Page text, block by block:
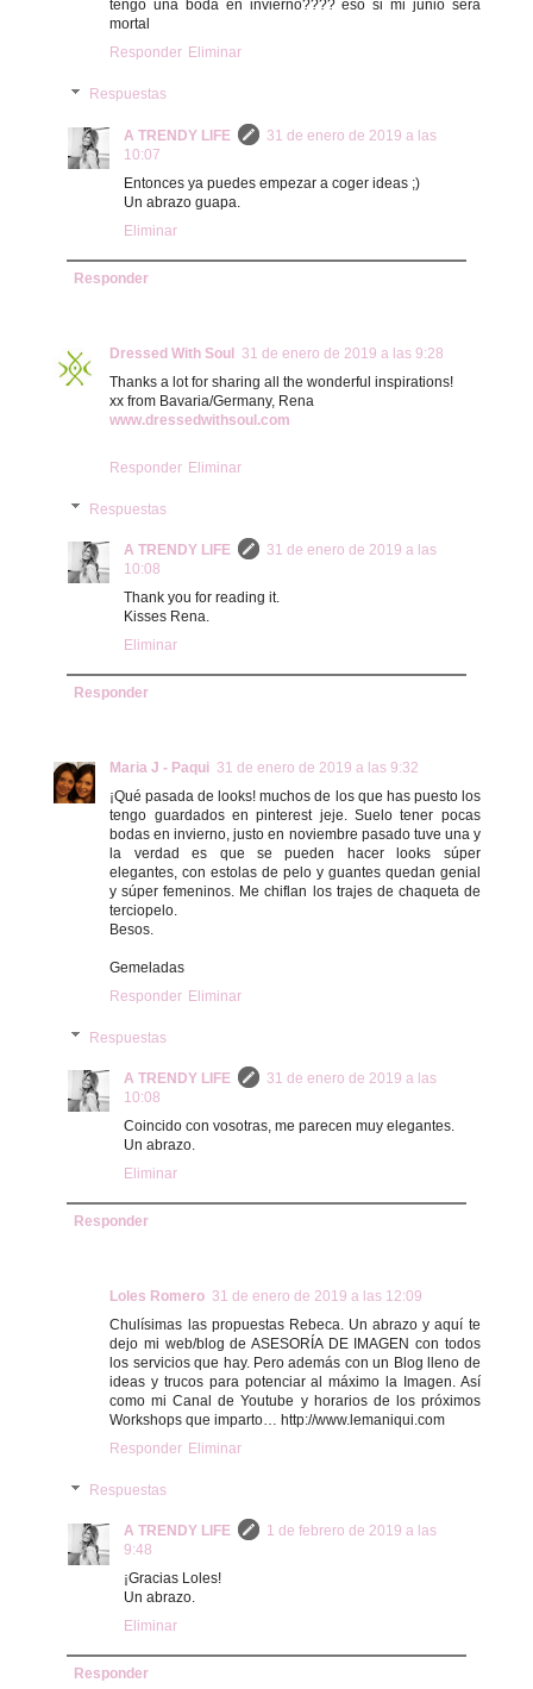
tengo una boda en invierno???? eso si mi junio sera
mortal
Responder Eliminar
Respuestas
A TRENDY LIFE
31 de enero de 2019 a las
10:07
Entonces ya puedes empezar a coger ideas ;)
Un abrazo guapa.
Eliminar
Responder
Dressed With Soul 31 de enero de 2019 a las 9:28
Thanks a lot for sharing all the wonderful inspirations!
xx from Bavaria/Germany, Rena
www.dressedwithsoul.com
Responder Eliminar
Respuestas
A TRENDY LIFE
31 de enero de 2019 a las
10:08
Thank you for reading it.
Kisses Rena.
Eliminar
Responder
Maria J - Paqui 31 de enero de 2019 a las 9:32
¡Qué pasada de looks! muchos de los que has puesto los
tengo guardados en pinterest jeje. Suelo tener pocas
bodas en invierno, justo en noviembre pasado tuve una y
la verdad es que se pueden hacer looks súper
elegantes, con estolas de pelo y guantes quedan genial
y súper femeninos. Me chiflan los trajes de chaqueta de
terciopelo.
Besos.
Gemeladas
Responder Eliminar
Respuestas
A TRENDY LIFE
31 de enero de 2019 a las
10:08
Coincido con vosotras, me parecen muy elegantes.
Un abrazo.
Eliminar
Responder
Loles Romero 31 de enero de 2019 a las 12:09
Chulísimas las propuestas Rebeca. Un abrazo y aquí te
dejo mi web/blog de ASESORÍA DE IMAGEN con todos
los servicios que hay. Pero además con un Blog lleno de
ideas y trucos para potenciar al máximo la Imagen. Así
como mi Canal de Youtube y horarios de los próximos
Workshops que imparto… http://www.lemaniqui.com
Responder Eliminar
Respuestas
A TRENDY LIFE
1 de febrero de 2019 a las
9:48
¡Gracias Loles!
Un abrazo.
Eliminar
Responder